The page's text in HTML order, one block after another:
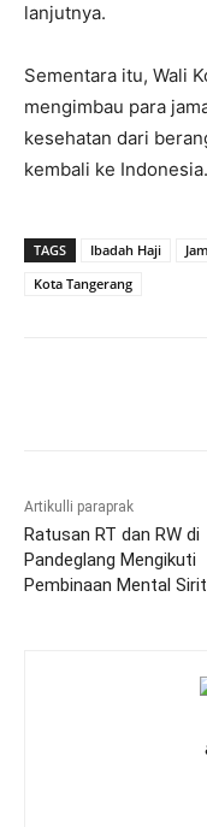
lanjutnya.
Sementara itu, Wali
mengimbau para
kesehatan dari
kembali ke Indonesia.
TAGS Ibadah Haji
Kota Tangerang
Artikulli paraprak
Ratusan RT dan RW di
Pandeglang Mengikuti
Pembinaan Mental